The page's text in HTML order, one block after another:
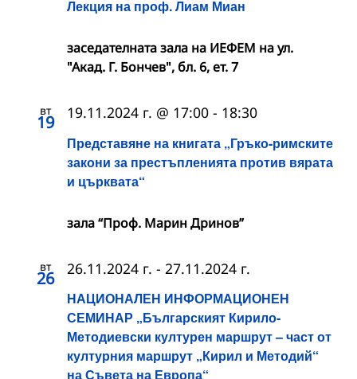
Лекция на проф. Лиам Миан
заседателната зала на ИЕФЕМ на ул.
"Акад. Г. Бончев", бл. 6, ет. 7
вт
19
Представяне на книгата „Гръко-римските
закони за престъпленията против вярата
и църквата“
19.11.2024 г. @ 17:00 - 18:30
зала “Проф. Марин Дринов”
вт
26
НАЦИОНАЛЕН ИНФОРМАЦИОНЕН
СЕМИНАР „Българският Кирило-
Методиевски културен маршрут – част от
културния маршрут „Кирил и Методий“
на Съвета на Европа“
26.11.2024 г. - 27.11.2024 г.